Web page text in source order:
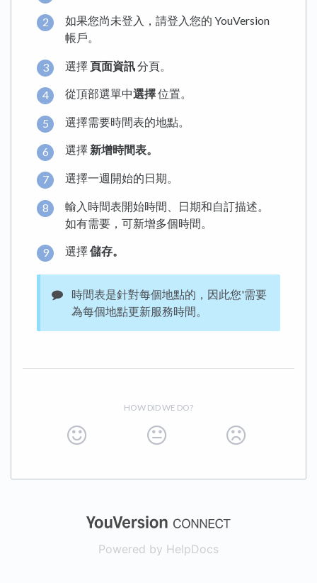
如果您尚未登入，請登入您的 YouVersion
帳戶。
選擇 頁面資訊分頁。
從頂部選單中選擇位置。
選擇需要時間表的地點。
選擇 新增時間表。
選擇一週開始的日期。
輸入時間表開始時間、日期和自訂描述。
如有需要，可新增多個時間。
選擇儲存。
時間表是針對每個地點的，因此您'需要
為每個地點更新服務時間。
HOW DID WE DO?
(opens in a
Powered by HelpDocs